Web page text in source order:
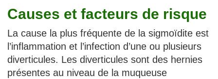
Causes et facteurs de risque
La cause la plus fréquente de la sigmoïdite est
l’inflammation et l’infection d’une ou plusieurs
diverticules. Les diverticules sont des hernies
présentes au niveau de la muqueuse